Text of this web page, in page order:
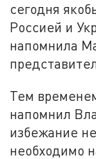
сегодня
Россией и
напомнила
Тем
напомнил
избежание
необходимо